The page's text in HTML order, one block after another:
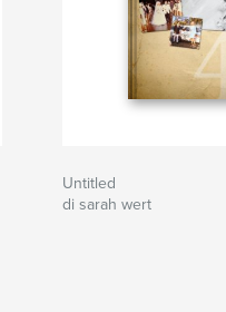
Untitled
di sarah wert